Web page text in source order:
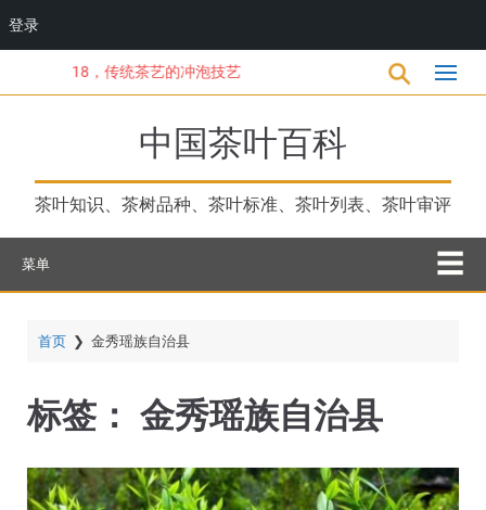
登录
到
18，传统茶艺的冲泡技艺
中国茶叶百科
茶叶知识、茶树品种、茶叶标准、茶叶列表、茶叶审评
菜单
首页 ❯ 金秀瑶族自治县
标签： 金秀瑶族自治县